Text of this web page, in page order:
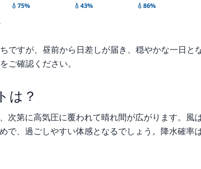
💧75% 💧43% 💧86%
ですが、昼前から日差しが届き、穏やかな一日と
ご確認ください。
は？
次第に高気圧に覆われて晴れ間が広がります。風は
で、過ごしやすい体感となるでしょう。降水確率は